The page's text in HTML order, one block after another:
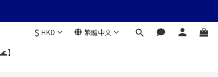
$ HKD 繁體中文
】